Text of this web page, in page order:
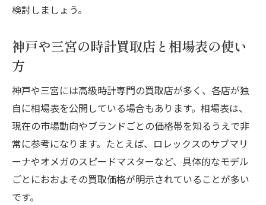
時計買取相場表を活用した賢い売却戦略
買取で損しないための高級時計売却ステッ
偽物やコピー品に注意した買取の確認事項
神戸時計買取で査定額が下がるケースと対
策
信頼できる買取店の見極め方とその理由
キャンセル料や手数料の有無を事前に確認
時計買取で資産価値を守る売却の極意
検討しましょう。
神戸や三宮の時計買取店と相場表の使い
方
神戸や三宮には高級時計専門の買取店が多く、各店が独
自に相場表を公開している場合もあります。相場表は、
現在の市場動向やブランドごとの価格帯を知るうえで非
常に参考になります。たとえば、ロレックスのサブマリ
ーナやオメガのスピードマスターなど、具体的なモデル
ごとにおおよその買取価格が明示されていることが多い
です。